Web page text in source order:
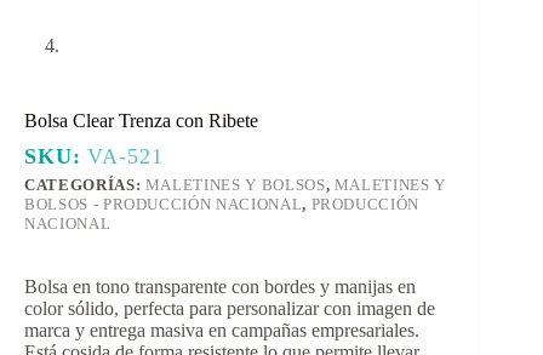
Bolsa Clear Trenza con Ribete
SKU:VA-521
CATEGORÍAS: MALETINES Y BOLSOS, MALETINES Y
BOLSOS - PRODUCCIÓN NACIONAL, PRODUCCIÓN
NACIONAL
Bolsa en tono transparente con bordes y manijas en
color sólido, perfecta para personalizar con imagen de
marca y entrega masiva en campañas empresariales.